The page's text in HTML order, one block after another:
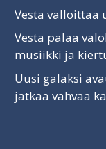
Vesta valloittaa
Vesta palaa
musiikki ja
Uusi galaksi
jatkaa vahvaa